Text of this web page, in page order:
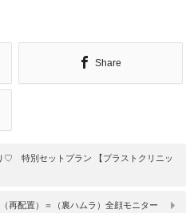
Share
♡ 特別セットプラン 【プラストクリニッ
再配置）＝（裏ハムラ）全顔モニター